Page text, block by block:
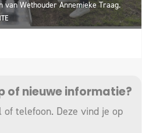
Wethouder Annemieke Traag.
of nieuwe informatie?
telefoon. Deze vind je op